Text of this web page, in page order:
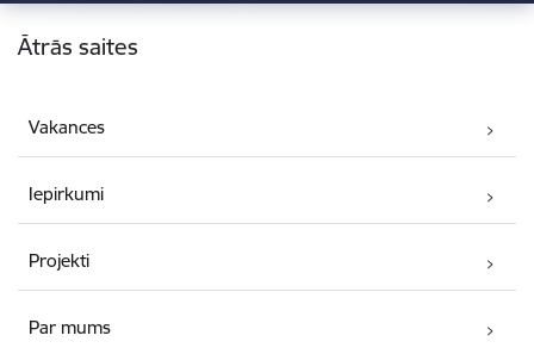
Kājene
Ātrās saites
Vakances
Iepirkumi
Projekti
Par mums